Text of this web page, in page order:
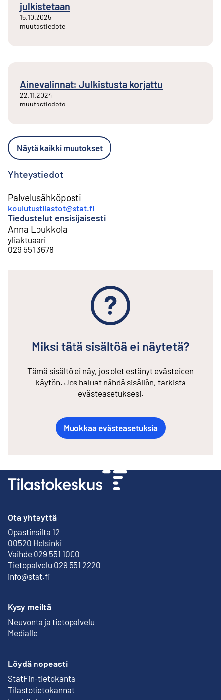
julkistetaan
15.10.2025
muutostiedote
Ainevalinnat: Julkistusta korjattu
22.11.2024
muutostiedote
Näytä kaikki muutokset
Yhteystiedot
Palvelusähköposti
koulutustilastot@stat.fi
Tiedustelut ensisijaisesti
Anna Loukkola
yliaktuaari
029 551 3678
Miksi tätä sisältöä ei näytetä?
Tämä sisältö ei näy, jos olet estänyt evästeiden
käytön. Jos haluat nähdä sisällön, tarkista
evästeasetuksesi.
Muokkaa evästeasetuksia
Ota yhteyttä
Opastinsilta 12
00520 Helsinki
Ulkoinen linkki
Vaihde 029 551 1000
Tietopalvelu 029 551 2220
info@stat.fi
Kysy meiltä
Neuvonta ja tietopalvelu
Medialle
Löydä nopeasti
StatFin-tietokanta
Ulkoinen linkki
Tilastotietokannat